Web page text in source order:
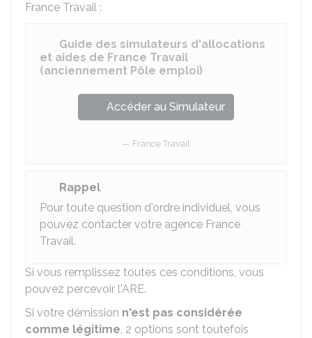
France Travail :
Guide des simulateurs d'allocations
et aides de France Travail
(anciennement Pôle emploi)
Accéder au Simulateur
France Travail
Rappel
Pour toute question d'ordre individuel, vous
pouvez contacter votre agence France
Travail.
Si vous remplissez toutes ces conditions, vous
pouvez percevoir l'ARE.
Si votre démission n'est pas considérée
comme légitime, 2 options sont toutefois